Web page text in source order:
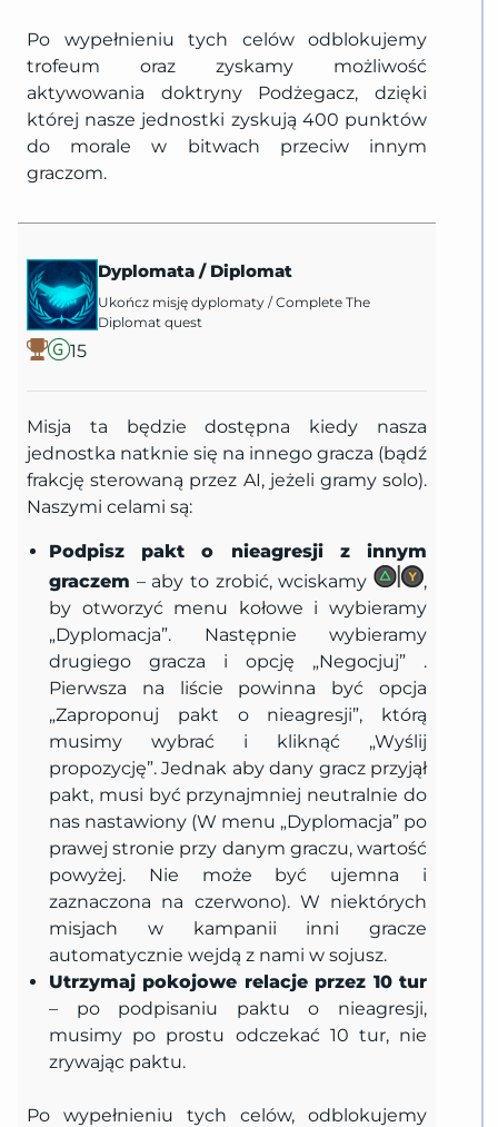
Po wypełnieniu tych celów odblokujemy
trofeum oraz zyskamy możliwość
aktywowania doktryny Podżegacz, dzięki
której nasze jednostki zyskują 400 punktów
do morale w bitwach przeciw innym
graczom.
15
Dyplomata / Diplomat
Ukończ misję dyplomaty /Complete The
Diplomat quest
Misja ta będzie dostępna kiedy nasza
jednostka natknie się na innego gracza (bądź
frakcję sterowaną przez AI, jeżeli gramy solo).
Naszymi celami są:
Podpisz pakt o nieagresji z innym
graczem – aby to zrobić, wciskamy
,
by otworzyć menu kołowe i wybieramy
„Dyplomacja”. Następnie wybieramy
drugiego gracza i opcję „Negocjuj” .
Pierwsza na liście powinna być opcja
„Zaproponuj pakt o nieagresji”, którą
musimy wybrać i kliknąć „Wyślij
propozycję”. Jednak aby dany gracz przyjął
pakt, musi być przynajmniej neutralnie do
nas nastawiony (W menu „Dyplomacja” po
prawej stronie przy danym graczu, wartość
powyżej. Nie może być ujemna i
zaznaczona na czerwono). W niektórych
misjach w kampanii inni gracze
automatycznie wejdą z nami w sojusz.
Utrzymaj pokojowe relacje przez 10 tur
– po podpisaniu paktu o nieagresji,
musimy po prostu odczekać 10 tur, nie
zrywając paktu.
Po wypełnieniu tych celów, odblokujemy